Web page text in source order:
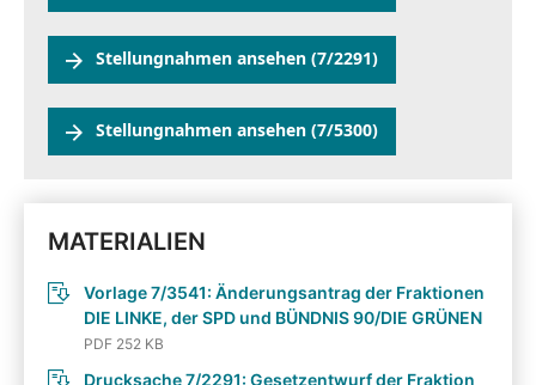
Stellungnahmen ansehen (7/2291)
Stellungnahmen ansehen (7/5300)
MATERIALIEN
Vorlage 7/3541: Änderungsantrag der Fraktionen
DIE LINKE, der SPD und BÜNDNIS 90/DIE GRÜNEN
PDF 252 KB
Drucksache 7/2291: Gesetzentwurf der Fraktion